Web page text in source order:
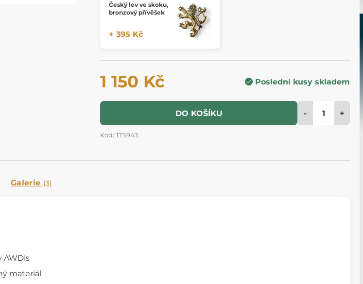
Český lev ve skoku,
bronzový přívěšek
+ 395 Kč
1 150 Kč Poslední kusy skladem
DO KOŠÍKU - +
Kód: TTS943
Galerie (3)
AWDis
materiál